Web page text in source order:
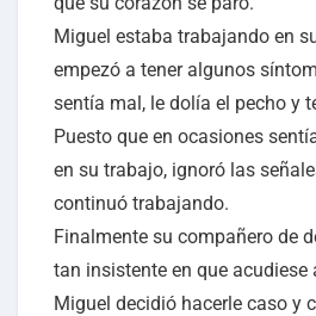
Miguel estaba trabajando en
empezó a tener algunos
sentía mal, le dolía el pecho y
Puesto que en ocasiones
en su trabajo, ignoró las
continuó trabajando.
Finalmente su compañero de
tan insistente en que acudiese
Miguel decidió hacerle caso y